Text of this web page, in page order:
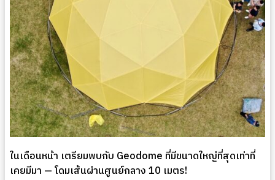
ในเดือนหน้า เตรียมพบกับ Geodome ที่มีขนาดใหญ่ที่สุดเท่าที่
เคยมีมา — โดมเส้นผ่านศูนย์กลาง 10 เมตร!